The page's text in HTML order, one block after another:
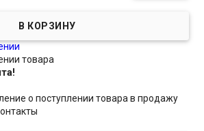
товара
о поступлении товара в продажу